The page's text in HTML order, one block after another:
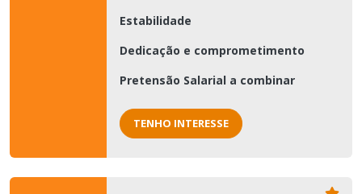
Estabilidade
Dedicação e comprometimento
Pretensão Salarial a combinar
TENHO INTERESSE